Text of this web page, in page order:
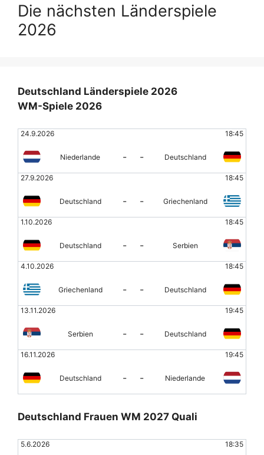
Die nächsten Länderspiele
2026
Deutschland Länderspiele 2026
WM-Spiele 2026
24.9.2026 18:45
Niederlande - - Deutschland
27.9.2026 18:45
Deutschland - - Griechenland
1.10.2026 18:45
Deutschland - - Serbien
4.10.2026 18:45
Griechenland - - Deutschland
13.11.2026 19:45
Serbien - - Deutschland
16.11.2026 19:45
Deutschland - - Niederlande
Deutschland Frauen WM 2027 Quali
5.6.2026 18:35